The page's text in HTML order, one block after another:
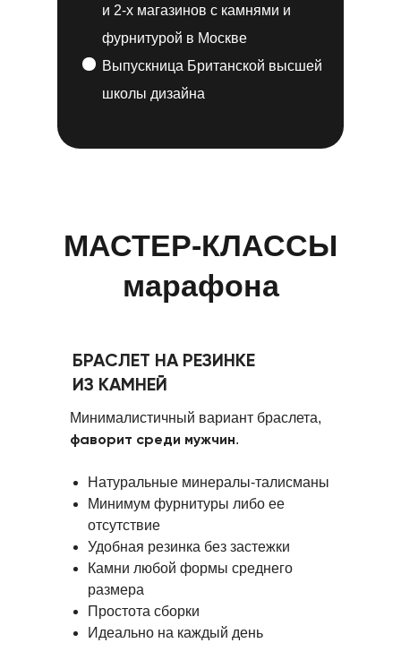
и 2-х магазинов с камнями и
фурнитурой в Москве
Выпускница Британской высшей
школы дизайна
МАСТЕР-КЛАССЫ
марафона
Минималистичный вариант браслета,
фаворит среди мужчин.
Натуральные минералы-талисманы
Минимум фурнитуры либо ее
отсутствие
Удобная резинка без застежки
Камни любой формы среднего
размера
Простота сборки
Идеально на каждый день
БРАСЛЕТ НА РЕЗИНКЕ
ИЗ КАМНЕЙ